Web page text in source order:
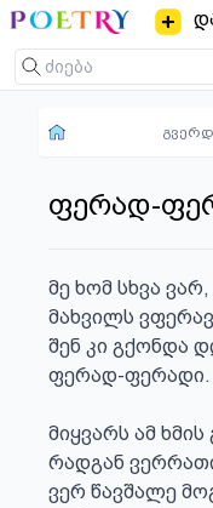
ფერად-
მე ხომ სხვა
მახვილს
შენ კი გქონდა
ფერად-ფერადი.
მიყვარს ამ ხმის
რადგან
ვერ წავშალე